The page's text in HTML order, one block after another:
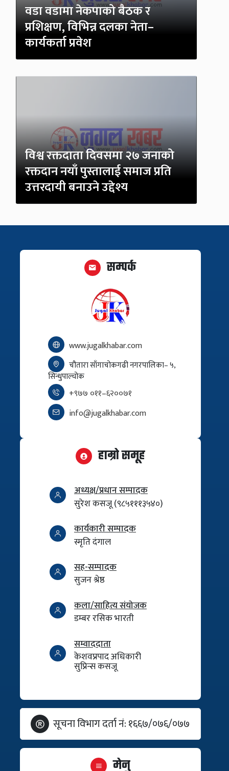
वडा वडामा नेकपाको बैठक र
प्रशिक्षण, विभिन्न दलका नेता–
कार्यकर्ता प्रवेश
विश्व रक्तदाता दिवसमा २७ जनाको
रक्तदान नयाँ पुस्तालाई समाज प्रति
उत्तरदायी बनाउने उद्देश्य
सम्पर्क
www.jugalkhabar.com
चौतारा साँगाचोकगढी नगरपालिका– ५,
सिन्धुपाल्चोक
+९७७ ०११–६२००७१
info@jugalkhabar.com
हाम्रो समूह
अध्यक्ष/प्रधान सम्पादक
सुरेश कसजू (९८५१११३५४०)
कार्यकारी सम्पादक
स्मृति दंगाल
सह-सम्पादक
सुजन श्रेष्ठ
कला/साहित्य संयोजक
डम्बर रसिक भारती
सम्वाददाता
केशवप्रपाद अधिकारी
सुप्रिन्स कसजू
सूचना विभाग दर्ता नं: १६६७/०७६/०७७
मेनु